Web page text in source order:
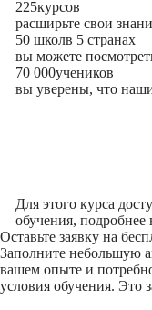
225курсов
расширьте свои
50 школв 5 странах
вы можете
70 000учеников
вы уверены, что
Для этого курса
обучения, подробнее
Оставьте заявку на
Заполните небольшую
вашем опыте и
условия обучения. Это